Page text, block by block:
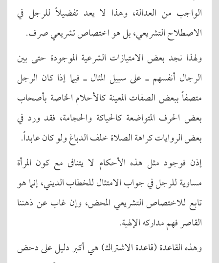
الواجب من العدالة، وهذا لا يعد تفضيلاً للرجل في
الاصطلاح التشريعي، بل هو اختصاص تشريعي صرف.
ولهذا نجد بعض الامتيازات الشرعية الموجودة حتى بين
الرجال أنفسهم ـ على سبيل المثال ـ فيما إذا كان الرجل
متصفاً ببعض الصفات المعينة كالأحلام الخاصة بأصحاب
بعض الحرف المتواضعة كالحياكة والحجامة، فقد ورد في
بعض الروايات كراهة الصلاة خلف الدباغ ولو كان عابداً.
إذن فوجود مثل هذه الأحكام لا يتنافى مع كون المرأة
مساوية للرجل في جواب الامتثال للخطاب الديني، إنما هو
تابع للاختصاص التشريعي المحض، وإن غاب عن ذهننا
القاصر فهم مداركه الإلهية.
وهذه القاعدة (قاعدة الاشتراك) هي أكبر دليل على دحض